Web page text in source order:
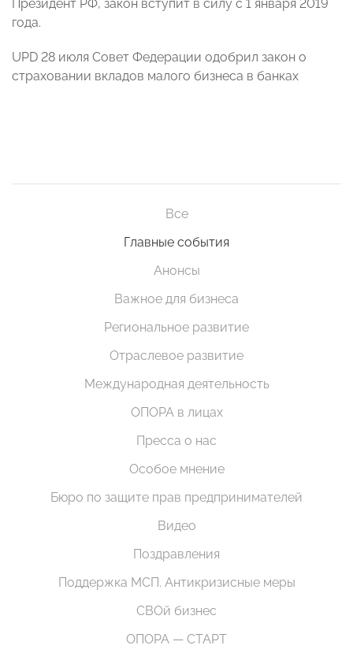
Президент РФ, закон вступит в силу с 1 января 2019
года.
UPD 28 июля Совет Федерации одобрил закон о
страховании вкладов малого бизнеса в банках
Все
Главные события
Анонсы
Важное для бизнеса
Региональное развитие
Отраслевое развитие
Международная деятельность
ОПОРА в лицах
Пресса о нас
Особое мнение
Бюро по защите прав предпринимателей
Видео
Поздравления
Поддержка МСП. Антикризисные меры
СВОй бизнес
ОПОРА — СТАРТ